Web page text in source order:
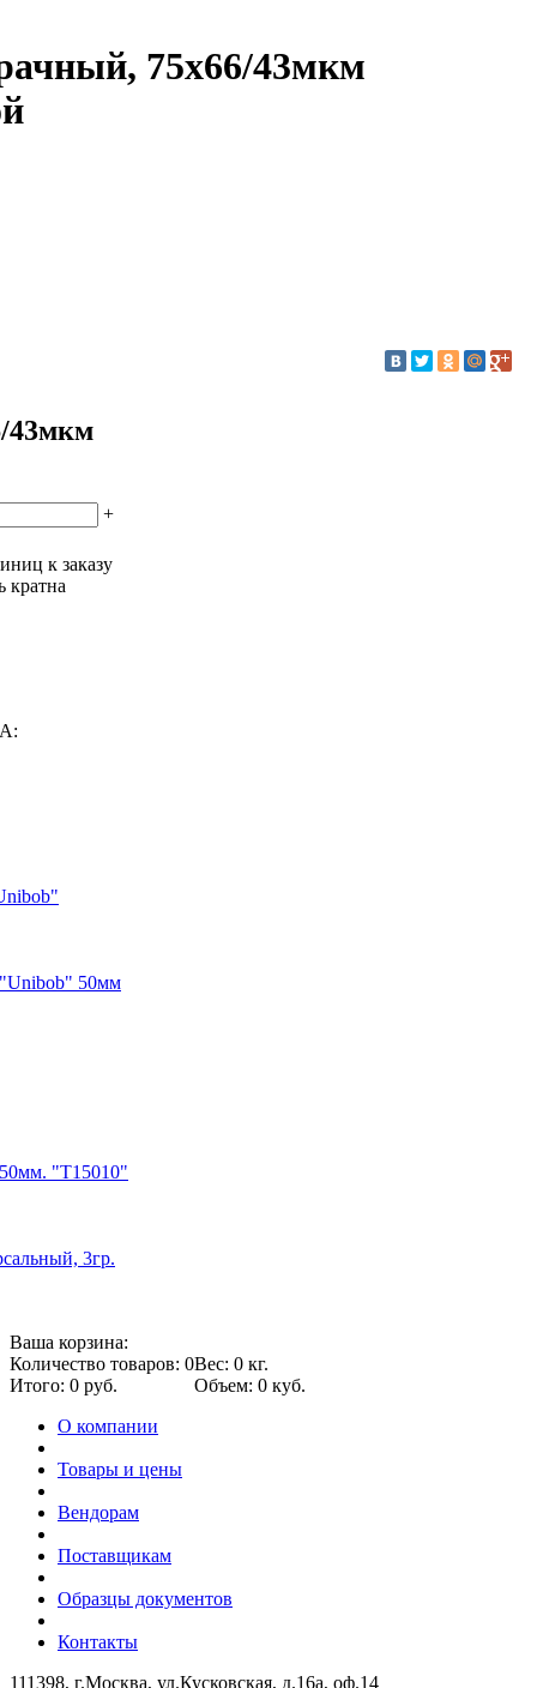
75х66/43мкм
43мкм
+
к заказу
кратна
"Unibob" 50мм
"Т15010"
3гр.
Ваша корзина:
Количество товаров: 0Вес: 0 кг.
Итого: 0 руб.
Объем: 0 куб.
О компании
Товары и цены
Вендорам
Поставщикам
Образцы документов
Контакты
111398, г.Москва, ул.Кусковская, д.16а, оф.14